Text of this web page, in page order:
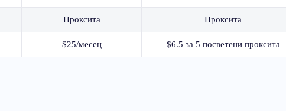
Проксита Проксита
$25/месец $6.5 за 5 посветени проксита